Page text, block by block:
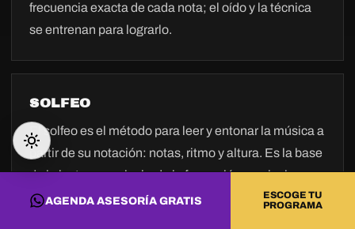
frecuencia exacta de cada nota; el oído y la técnica
se entrenan para lograrlo.
SOLFEO
El solfeo es el método para leer y entonar la música a
partir de su notación: notas, ritmo y altura. Es la base
de la lectura musical y de la formación musical
formal.
AGENDA ASESORÍA GRATIS
ESCOGE TU
PROGRAMA